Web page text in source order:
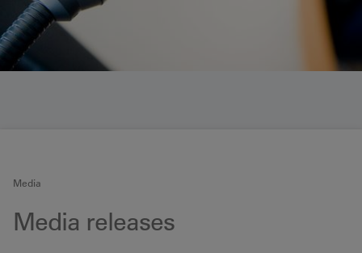
Media
Media releases